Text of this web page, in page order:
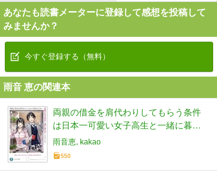
あなたも読書メーターに登録して感想を投稿して
みませんか？
今すぐ登録する（無料）
雨音 恵の関連本
両親の借金を肩代わりしてもらう条件
は日本一可愛い女子高生と一緒に暮ら
すことでした。 (ファンタジア文庫)
雨音恵 kakao
550